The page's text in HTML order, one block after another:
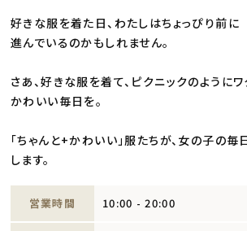
好きな服を着た日、わたしはちょっぴり前に
進んでいるのかもしれません。
さあ、好きな服を着て、ピクニックのようにワ
かわいい毎日を。
「ちゃんと+かわいい」服たちが、女の子の毎
します。
営業時間 10:00 - 20:00